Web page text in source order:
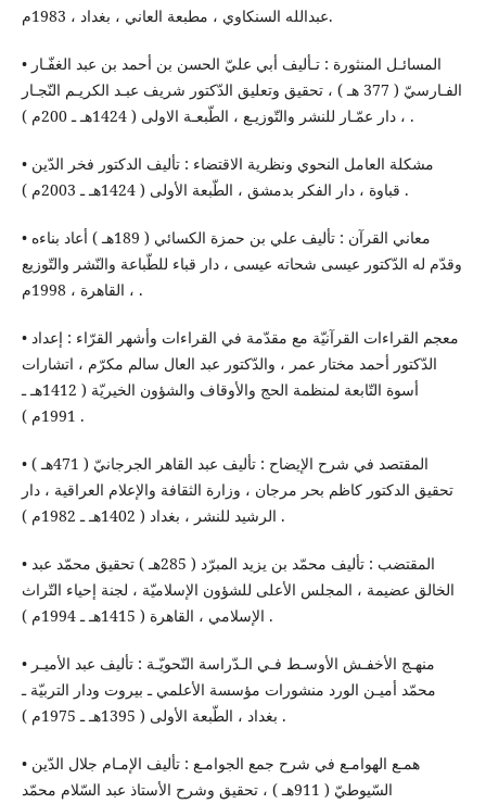
عبدالله السنكاوي ، مطبعة العاني ، بغداد ، 1983م.
• المسائـل المنثورة : تـأليف أبي عليّ الحسن بن أحمد بن عبد الغفّـار
الفـارسيّ ( 377 هـ ) ، تحقيق وتعليق الدّكتور شريف عبـد الكريـم النّجـار
، دار عمّـار للنشر والتّوزيـع ، الطّبعـة الاولى ( 1424هـ ـ 200م ) .
• مشكلة العامل النحوي ونظرية الاقتضاء : تأليف الدكتور فخر الدّين
قباوة ، دار الفكر بدمشق ، الطّبعة الأولى ( 1424هـ ـ 2003م ) .
• معاني القرآن : تأليف علي بن حمزة الكسائي ( 189هـ ) أعاد بناءه
وقدّم له الدّكتور عيسى شحاته عيسى ، دار قباء للطّباعة والنّشر والتّوزيع
، القاهرة ، 1998م .
• معجم القراءات القرآنيّة مع مقدّمة في القراءات وأشهر القرّاء : إعداد
الدّكتور أحمد مختار عمر ، والدّكتور عبد العال سالم مكرّم ، اتشارات
أسوة التّابعة لمنظمة الحج والأوقاف والشؤون الخيريّة ( 1412هـ ـ
1991م ) .
• المقتصد في شرح الإيضاح : تأليف عبد القاهر الجرجانيّ ( 471هـ )
تحقيق الدكتور كاظم بحر مرجان ، وزارة الثقافة والإعلام العراقية ، دار
الرشيد للنشر ، بغداد ( 1402هـ ـ 1982م ) .
• المقتضب : تأليف محمّد بن يزيد المبرّد ( 285هـ ) تحقيق محمّد عبد
الخالق عضيمة ، المجلس الأعلى للشؤون الإسلاميّة ، لجنة إحياء التّراث
الإسلامي ، القاهرة ( 1415هـ ـ 1994م ) .
• منهـج الأخفـش الأوسـط فـي الـدّراسة النّحويّـة : تأليف عبد الأميـر
محمّد أميـن الورد منشورات مؤسسة الأعلمي ـ بيروت ودار التربيّة ـ
بغداد ، الطّبعة الأولى ( 1395هـ ـ 1975م ) .
• همـع الهوامـع في شرح جمع الجوامـع : تأليف الإمـام جلال الدّين
السّيوطيّ ( 911هـ ) ، تحقيق وشرح الأستاذ عبد السّلام محمّد